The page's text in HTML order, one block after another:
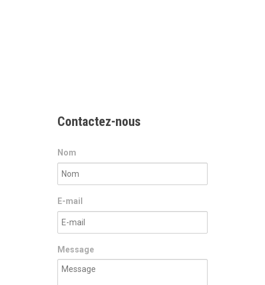
Contactez-nous
Nom
E-mail
Message